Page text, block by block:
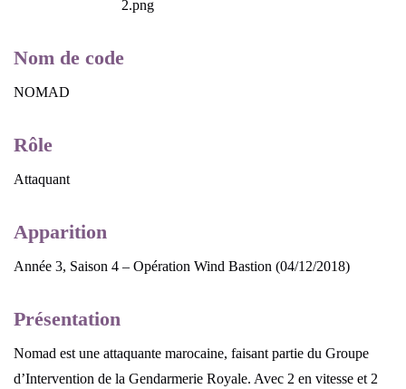
Nom de code
NOMAD
Rôle
Attaquant
Apparition
Année 3, Saison 4 – Opération Wind Bastion (04/12/2018)
Présentation
Nomad est une attaquante marocaine, faisant partie du Groupe
d’Intervention de la Gendarmerie Royale. Avec 2 en vitesse et 2